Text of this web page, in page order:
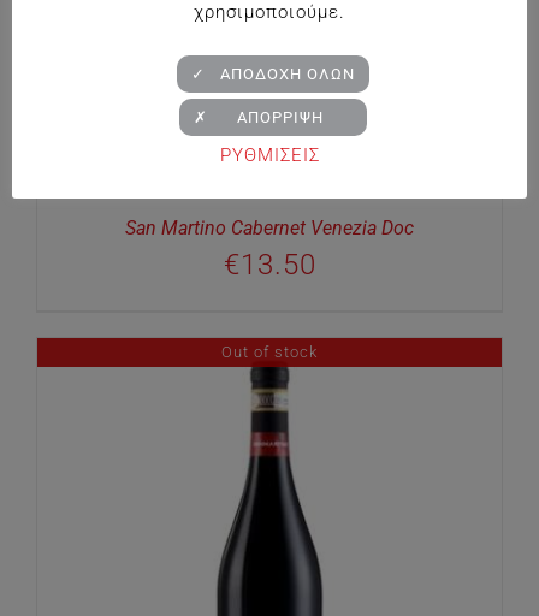
San Martino Cabernet Venezia Doc
€13.50
Out of stock
χρησιμοποιούμε.
ΡΥΘΜΙΣΕΙΣ
✓ ΑΠΟΔΟΧΗ ΟΛΩΝ
✗ ΑΠΟΡΡΙΨΗ